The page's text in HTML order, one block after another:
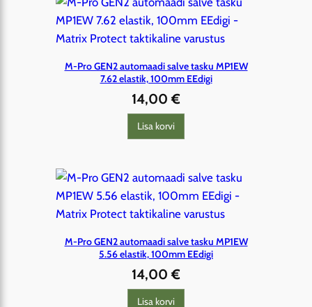
M-Pro GEN2 automaadi salve tasku MP1EW
7.62 elastik, 100mm EEdigi
14,00€
Lisa korvi
M-Pro GEN2 automaadi salve tasku MP1EW
5.56 elastik, 100mm EEdigi
14,00€
Lisa korvi